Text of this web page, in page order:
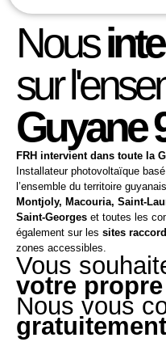
Nous
sur
Guyane
FRH intervient dans toute la
Installateur photovoltaïque
l’ensemble du territoire
Montjoly, Macouria, Saint-
Saint-Georges et toutes les
également sur les sites
zones accessibles.
Vous
votre
Nous vous
gratuitement